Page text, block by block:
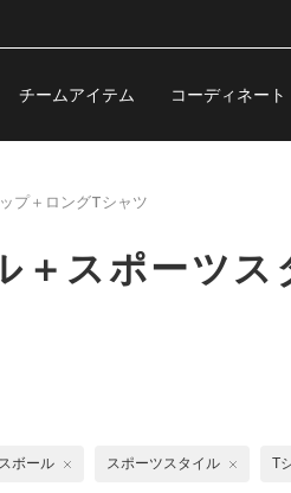
チームアイテム コーディネート
プ＋ロングTシャツ
スポーツ
ボール スポーツスタイル T